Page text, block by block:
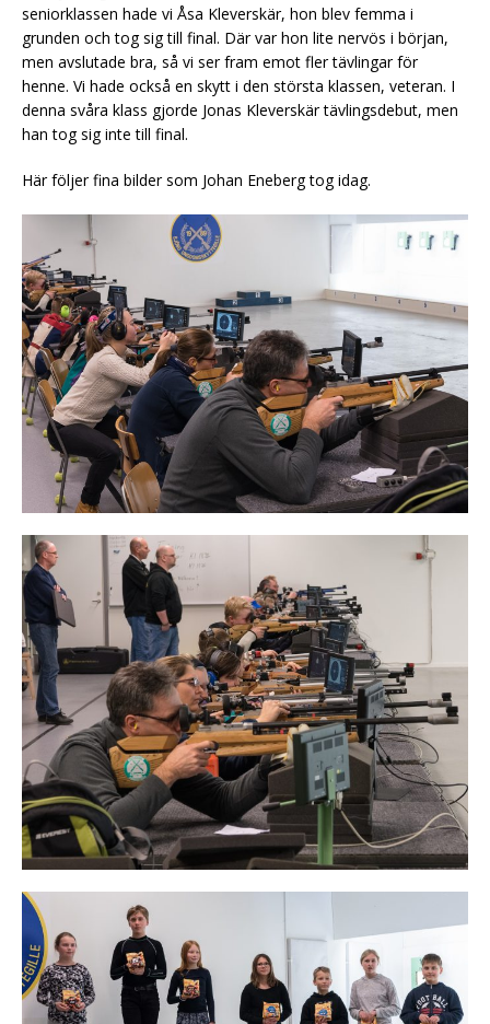
seniorklassen hade vi Åsa Kleverskär, hon blev femma i
grunden och tog sig till final. Där var hon lite nervös i början,
men avslutade bra, så vi ser fram emot fler tävlingar för
henne. Vi hade också en skytt i den största klassen, veteran. I
denna svåra klass gjorde Jonas Kleverskär tävlingsdebut, men
han tog sig inte till final.
Här följer fina bilder som Johan Eneberg tog idag.